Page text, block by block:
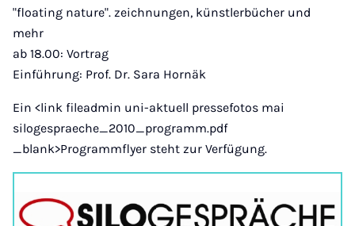
"floating nature". zeichnungen, künstlerbücher und
mehr
ab 18.00: Vortrag
Einführung: Prof. Dr. Sara Hornäk
Ein <link fileadmin uni-aktuell pressefotos mai
silogespraeche_2010_programm.pdf
_blank>Programmflyer steht zur Verfügung.